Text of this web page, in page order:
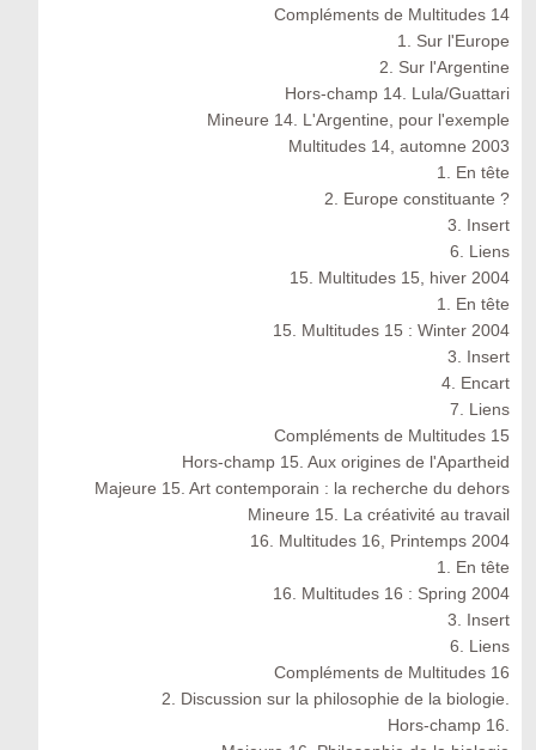
Compléments de Multitudes 14
1. Sur l'Europe
2. Sur l'Argentine
Hors-champ 14. Lula/Guattari
Mineure 14. L'Argentine, pour l'exemple
Multitudes 14, automne 2003
1. En tête
2. Europe constituante ?
3. Insert
6. Liens
15. Multitudes 15, hiver 2004
1. En tête
15. Multitudes 15 : Winter 2004
3. Insert
4. Encart
7. Liens
Compléments de Multitudes 15
Hors-champ 15. Aux origines de l'Apartheid
Majeure 15. Art contemporain : la recherche du dehors
Mineure 15. La créativité au travail
16. Multitudes 16, Printemps 2004
1. En tête
16. Multitudes 16 : Spring 2004
3. Insert
6. Liens
Compléments de Multitudes 16
2. Discussion sur la philosophie de la biologie.
Hors-champ 16.